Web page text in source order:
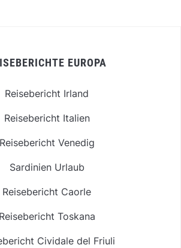
EUROPA
Reisebericht Irland
Reisebericht Italien
Reisebericht Venedig
Sardinien Urlaub
Reisebericht Caorle
Reisebericht Toskana
Cividale del Friuli